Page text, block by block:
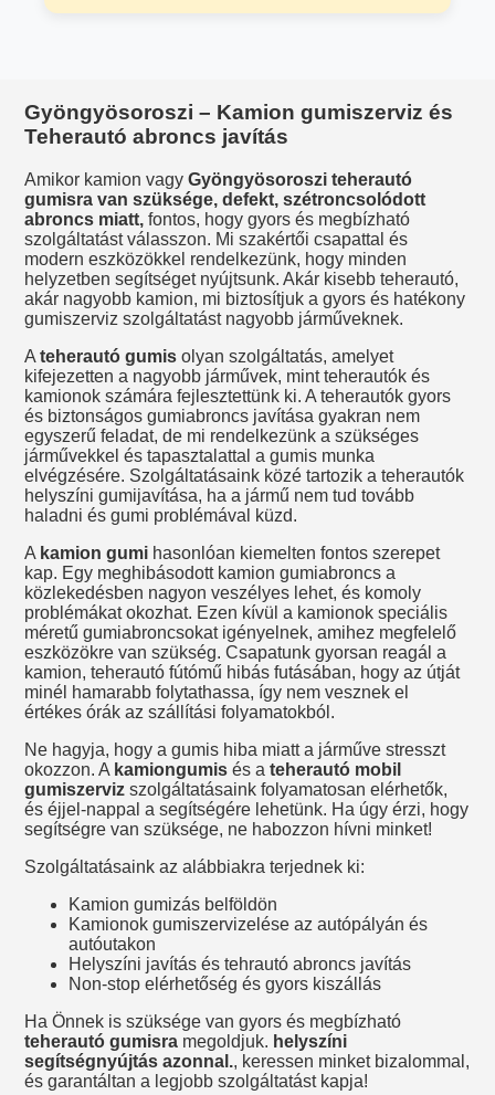
Gyöngyösoroszi – Kamion gumiszerviz és
Teherautó abroncs javítás
Amikor kamion vagyGyöngyösoroszi teherautó
gumisra van szüksége, defekt, szétroncsolódott
abroncs miatt, fontos, hogy gyors és megbízható
szolgáltatást válasszon. Mi szakértői csapattal és
modern eszközökkel rendelkezünk, hogy minden
helyzetben segítséget nyújtsunk. Akár kisebb teherautó,
akár nagyobb kamion, mi biztosítjuk a gyors és hatékony
gumiszerviz szolgáltatást nagyobb járműveknek.
Ateherautó gumis olyan szolgáltatás, amelyet
kifejezetten a nagyobb járművek, mint teherautók és
kamionok számára fejlesztettünk ki. A teherautók gyors
és biztonságos gumiabroncs javítása gyakran nem
egyszerű feladat, de mi rendelkezünk a szükséges
járművekkel és tapasztalattal a gumis munka
elvégzésére. Szolgáltatásaink közé tartozik a teherautók
helyszíni gumijavítása, ha a jármű nem tud tovább
haladni és gumi problémával küzd.
A kamion gumi hasonlóan kiemelten fontos szerepet
kap. Egy meghibásodott kamion gumiabroncs a
közlekedésben nagyon veszélyes lehet, és komoly
problémákat okozhat. Ezen kívül a kamionok speciális
méretű gumiabroncsokat igényelnek, amihez megfelelő
eszközökre van szükség. Csapatunk gyorsan reagál a
kamion, teherautó fútómű hibás futásában, hogy az útját
minél hamarabb folytathassa, így nem vesznek el
értékes órák az szállítási folyamatokból.
Ne hagyja, hogy a gumis hiba miatt a járműve stresszt
okozzon. A kamiongumis és ateherautó mobil
gumiszerviz szolgáltatásaink folyamatosan elérhetők,
és éjjel-nappal a segítségére lehetünk. Ha úgy érzi, hogy
segítségre van szüksége, ne habozzon hívni minket!
Szolgáltatásaink az alábbiakra terjednek ki:
Kamion gumizás belföldön
Kamionok gumiszervizelése az autópályán és
autóutakon
Helyszíni javítás és tehrautó abroncs javítás
Non-stop elérhetőség és gyors kiszállás
Ha Önnek is szüksége van gyors és megbízható
teherautó gumisra megoldjuk. helyszíni
segítségnyújtás azonnal., keressen minket bizalommal,
és garantáltan a legjobb szolgáltatást kapja!